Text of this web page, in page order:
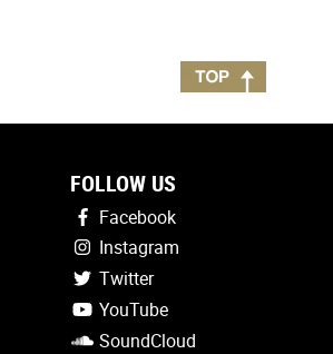
FOLLOW US
Facebook
Instagram
Twitter
YouTube
SoundCloud